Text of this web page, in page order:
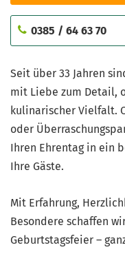
0385 / 64 63 70
Seit über 33 Jahren
mit Liebe zum Detail,
kulinarischer Vielfalt.
oder
Ihren Ehrentag in ein
Ihre Gäste.
Mit Erfahrung,
Besondere schaffen
Geburtstagsfeier –